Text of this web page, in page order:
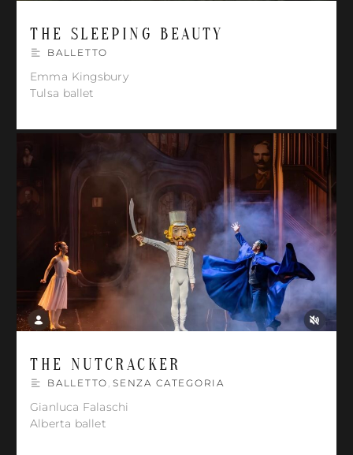
THE SLEEPING BEAUTY
BALLETTO
Emma Kingsbury
Tulsa ballet
THE NUTCRACKER
BALLETTO ,SENZA CATEGORIA
Gianluca Falaschi
Alberta ballet